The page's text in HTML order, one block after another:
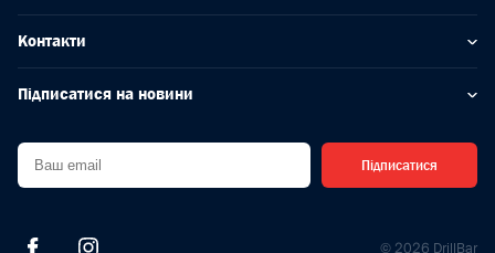
Контакти
Підписатися на новини
Підписатися
© 2026 DrillBar